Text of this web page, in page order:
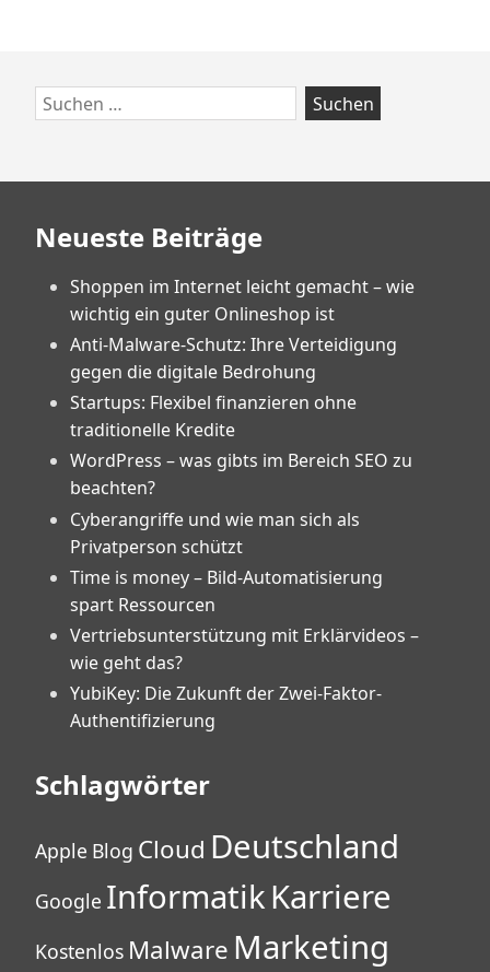
Corona-
Zum
Footer
Suchen
nach:
Neueste Beiträge
Shoppen im Internet leicht gemacht – wie
wichtig ein guter Onlineshop ist
Anti-Malware-Schutz: Ihre Verteidigung
gegen die digitale Bedrohung
Startups: Flexibel finanzieren ohne
traditionelle Kredite
WordPress – was gibts im Bereich SEO zu
beachten?
Cyberangriffe und wie man sich als
Privatperson schützt
Time is money – Bild-Automatisierung
spart Ressourcen
Vertriebsunterstützung mit Erklärvideos –
wie geht das?
YubiKey: Die Zukunft der Zwei-Faktor-
Authentifizierung
Schlagwörter
Apple Blog Cloud Deutschland
Google InformatikKarriere
Kostenlos Malware Marketing